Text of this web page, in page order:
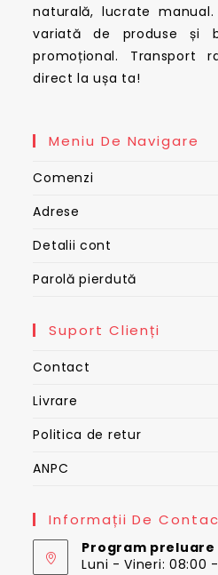
naturală, lucrate
variată de produse și
promoțional. Transport
direct la ușa ta!
Meniu De Navigare
Comenzi
Adrese
Detalii cont
Parolă pierdută
Suport Clienți
Contact
Livrare
Politica de retur
ANPC
Informații De
Program
Luni - Vineri: 08:00 -